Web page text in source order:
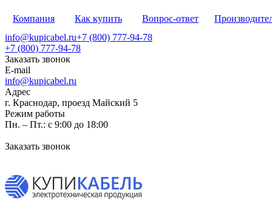
Компания Как купить Вопрос-ответ
info@kupicabel.ru+7 (800) 777-94-78
+7 (800) 777-94-78
Заказать звонок
E-mail
info@kupicabel.ru
Адрес
г. Краснодар, проезд Майский 5
Режим работы
Пн. – Пт.: с 9:00 до 18:00
Заказать звонок